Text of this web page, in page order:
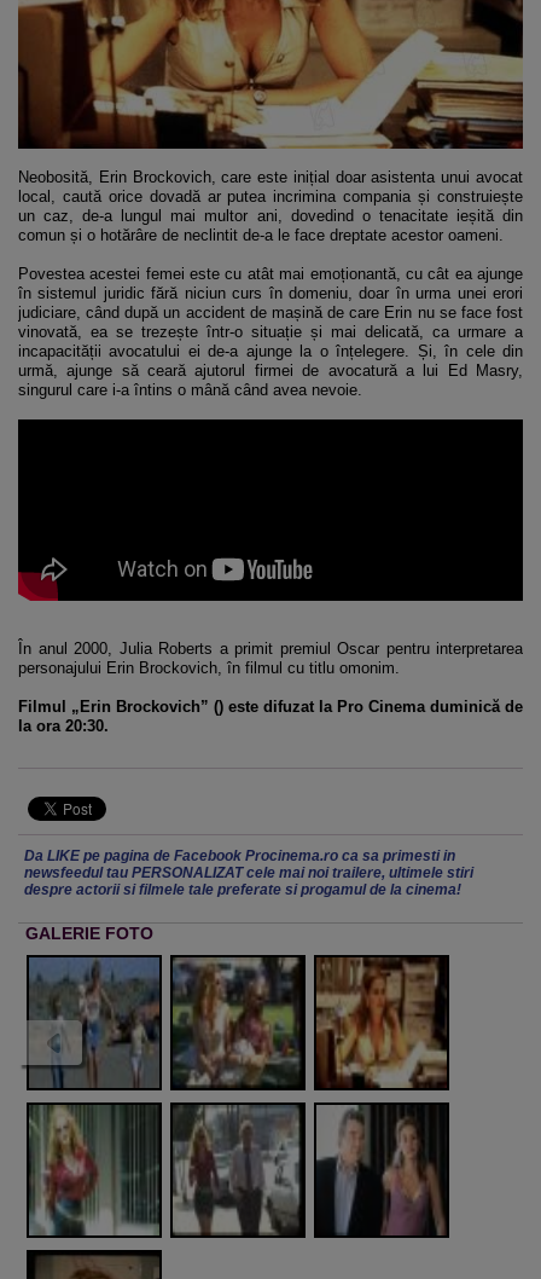
Neobosită, Erin Brockovich, care este inițial doar asistenta unui avocat
local, caută orice dovadă ar putea incrimina compania și construiește
un caz, de-a lungul mai multor ani, dovedind o tenacitate ieșită din
comun și o hotărâre de neclintit de-a le face dreptate acestor oameni.
Povestea acestei femei este cu atât mai emoționantă, cu cât ea ajunge
în sistemul juridic fără niciun curs în domeniu, doar în urma unei erori
judiciare, când după un accident de mașină de care Erin nu se face fost
vinovată, ea se trezește într-o situație și mai delicată, ca urmare a
incapacității avocatului ei de-a ajunge la o înțelegere. Și, în cele din
urmă, ajunge să ceară ajutorul firmei de avocatură a lui Ed Masry,
singurul care i-a întins o mână când avea nevoie.
În anul 2000, Julia Roberts a primit premiul Oscar pentru interpretarea
personajului Erin Brockovich, în filmul cu titlu omonim.
Filmul „Erin Brockovich” () este difuzat la Pro Cinema duminică de
la ora 20:30.
Da LIKE pe pagina de Facebook Procinema.ro ca sa primesti in
newsfeedul tau PERSONALIZAT cele mai noi trailere, ultimele stiri
despre actorii si filmele tale preferate si progamul de la cinema!
GALERIE FOTO